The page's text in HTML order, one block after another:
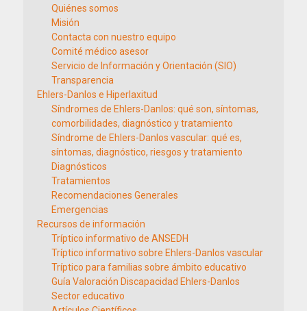
Quiénes somos
Misión
Contacta con nuestro equipo
Comité médico asesor
Servicio de Información y Orientación (SIO)
Transparencia
Ehlers-Danlos e Hiperlaxitud
Síndromes de Ehlers-Danlos: qué son, síntomas,
comorbilidades, diagnóstico y tratamiento
Síndrome de Ehlers-Danlos vascular: qué es,
síntomas, diagnóstico, riesgos y tratamiento
Diagnósticos
Tratamientos
Recomendaciones Generales
Emergencias
Recursos de información
Tríptico informativo de ANSEDH
Tríptico informativo sobre Ehlers-Danlos vascular
Tríptico para familias sobre ámbito educativo
Guía Valoración Discapacidad Ehlers-Danlos
Sector educativo